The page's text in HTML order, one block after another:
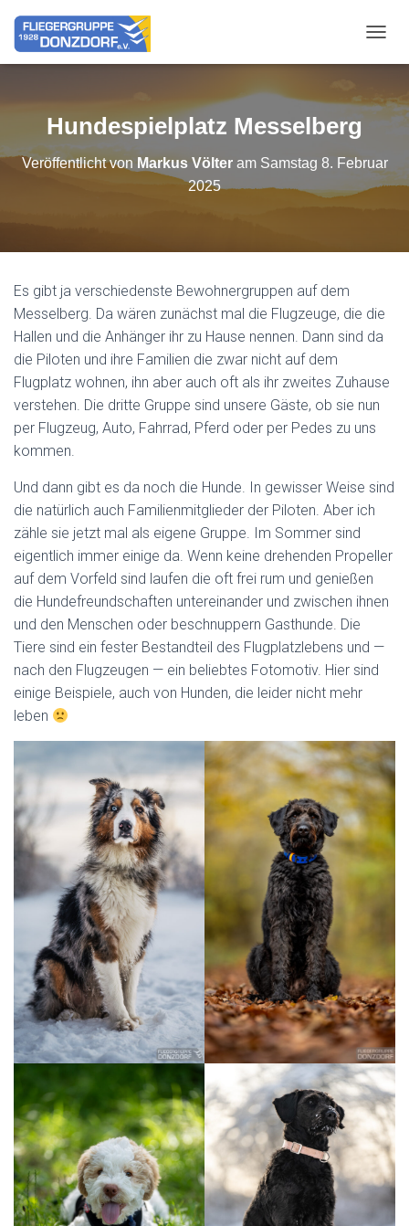
Hundespielplatz Messelberg
Veröffentlicht vonMarkus Völteram Samstag 8. Februar
2025
Es gibt ja verschiedenste Bewohnergruppen auf dem
Messelberg. Da wären zunächst mal die Flugzeuge, die die
Hallen und die Anhänger ihr zu Hause nennen. Dann sind da
die Piloten und ihre Familien die zwar nicht auf dem
Flugplatz wohnen, ihn aber auch oft als ihr zweites Zuhause
verstehen. Die dritte Gruppe sind unsere Gäste, ob sie nun
per Flugzeug, Auto, Fahrrad, Pferd oder per Pedes zu uns
kommen.
Und dann gibt es da noch die Hunde. In gewisser Weise sind
die natürlich auch Familienmitglieder der Piloten. Aber ich
zähle sie jetzt mal als eigene Gruppe. Im Sommer sind
eigentlich immer einige da. Wenn keine drehenden Propeller
auf dem Vorfeld sind laufen die oft frei rum und genießen
die Hundefreundschaften untereinander und zwischen ihnen
und den Menschen oder beschnuppern Gasthunde. Die
Tiere sind ein fester Bestandteil des Flugplatzlebens und —
nach den Flugzeugen — ein beliebtes Fotomotiv. Hier sind
einige Beispiele, auch von Hunden, die leider nicht mehr
leben